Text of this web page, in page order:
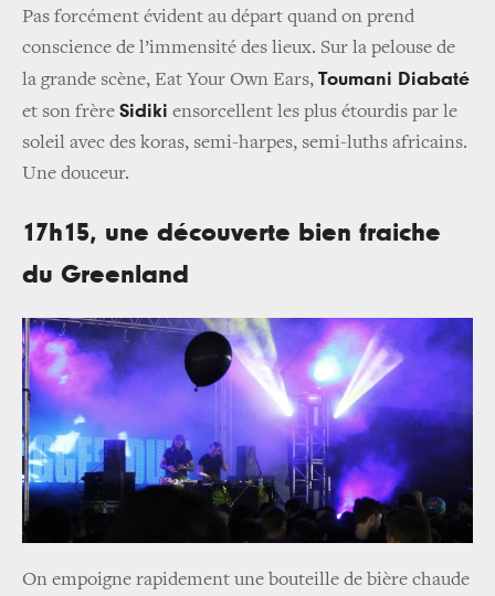
Pas forcément évident au départ quand on prend
conscience de l’immensité des lieux. Sur la pelouse de
la grande scène, Eat Your Own Ears, Toumani Diabaté
et son frère Sidiki ensorcellent les plus étourdis par le
soleil avec des koras, semi-harpes, semi-luths africains.
Une douceur.
17h15, une découverte bien fraiche
du Greenland
On empoigne rapidement une bouteille de bière chaude